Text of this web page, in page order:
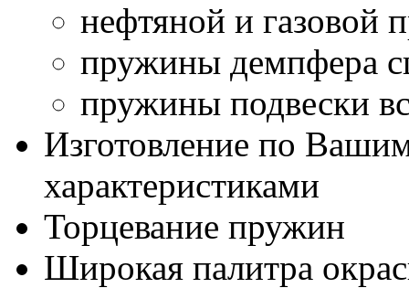
нефтяной и газовой
пружины демпфера
пружины подвески
Изготовление по
характеристиками
Торцевание пружин
Широкая палитра